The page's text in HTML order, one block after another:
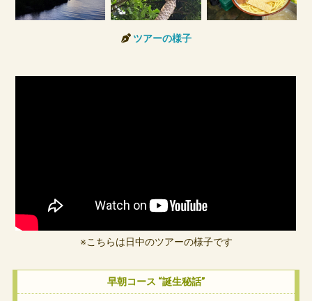
ツアーの様子
※こちらは日中のツアーの様子です
早朝コース “誕生秘話”